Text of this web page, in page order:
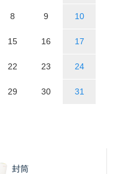
8 9 10
15 16 17
22 23 24
29 30 31
封筒